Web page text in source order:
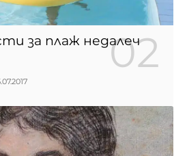
за плаж недалеч